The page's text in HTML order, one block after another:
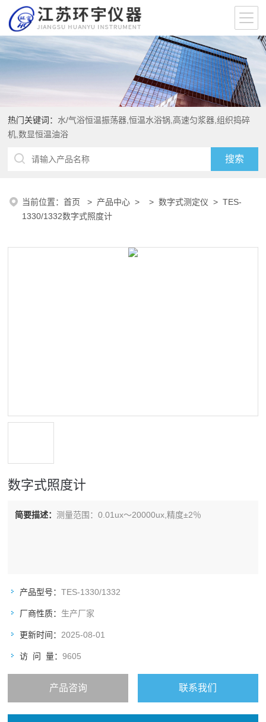
热门关键词： 水/气浴恒温振荡器,恒温水浴锅,高速匀浆器,组织捣碎
机,数显恒温油浴
当前位置：首页 > 产品中心 > >数字式测定仪 > TES-
1330/1332数字式照度计
数字式照度计
简要描述： 测量范围：0.01ux～20000ux,精度±2％
产品型号：TES-1330/1332
厂商性质： 生产厂家
更新时间： 2025-08-01
访 问 量：9605
产品咨询 联系我们